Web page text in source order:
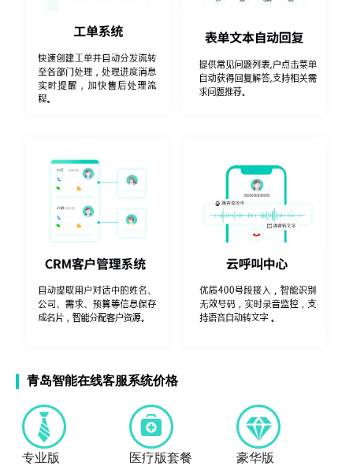
青岛智能在线客服系统价格
专业版
医疗版套餐
豪华版